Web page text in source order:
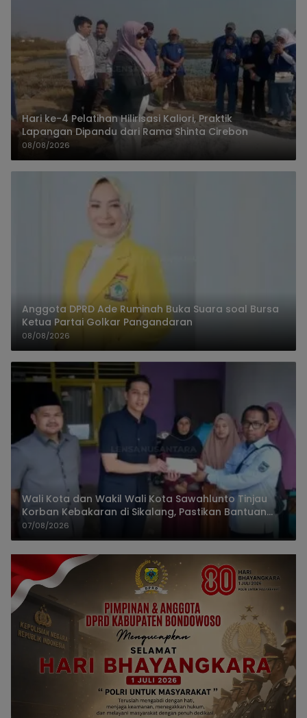
Hari ke-4 Pelatihan Hilirisasi Kaliori, Praktik
Lapangan Dipandu dari Rama Shinta Cirebon
08/08/2026
Anggota DPRD Ade Ruminah Buka Suara soal Bursa
Ketua Partai Golkar Pangandaran
08/08/2026
Wali Kota dan Wakil Wali Kota Sawahlunto Tinjau
Korban Kebakaran di Sikalang, Pastikan Bantuan
dan Perkuat Mitigasi Bencana
07/08/2026